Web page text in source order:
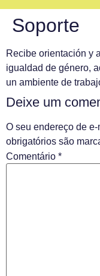
Soporte
Recibe orientación y
igualdad de género,
un ambiente de
Deixe um
O seu endereço de
obrigatórios são
Comentário *